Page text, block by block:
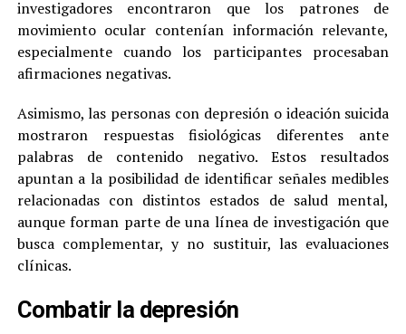
investigadores encontraron que los patrones de
movimiento ocular contenían información relevante,
especialmente cuando los participantes procesaban
afirmaciones negativas.
Asimismo, las personas con depresión o ideación suicida
mostraron respuestas fisiológicas diferentes ante
palabras de contenido negativo. Estos resultados
apuntan a la posibilidad de identificar señales medibles
relacionadas con distintos estados de salud mental,
aunque forman parte de una línea de investigación que
busca complementar, y no sustituir, las evaluaciones
clínicas.
Combatir la depresión